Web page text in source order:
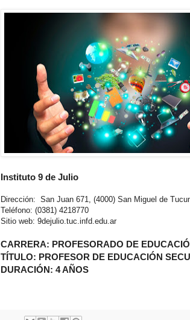
Instituto 9 de Julio
Dirección: San Juan 671, (4000) San Miguel de
Teléfono: (0381) 4218770
Sitio web: 9dejulio.tuc.infd.edu.ar
CARRERA: PROFESORADO DE
TÍTULO: PROFESOR DE EDUCACIÓN
DURACIÓN: 4 AÑOS